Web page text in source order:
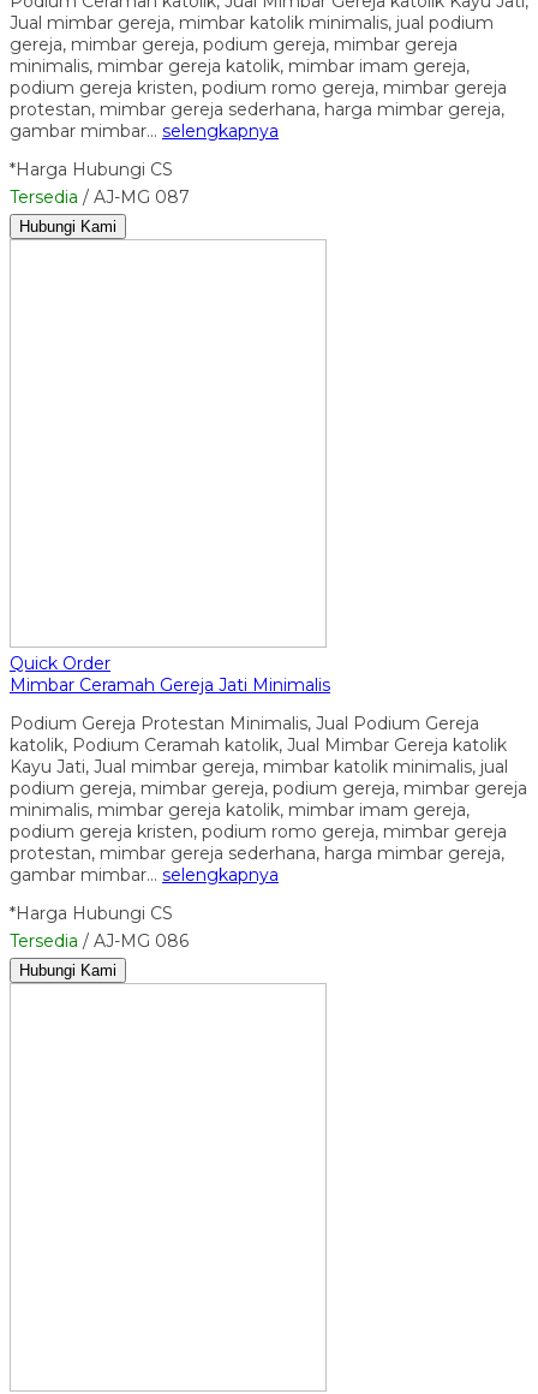
Jual mimbar gereja, mimbar katolik minimalis, jual podium
gereja, mimbar gereja, podium gereja, mimbar gereja
minimalis, mimbar gereja katolik, mimbar imam gereja,
podium gereja kristen, podium romo gereja, mimbar gereja
protestan, mimbar gereja sederhana, harga mimbar gereja,
gambar mimbar… selengkapnya
*Harga Hubungi CS
Tersedia / AJ-MG 087
Hubungi Kami
Quick Order
Mimbar Ceramah Gereja Jati Minimalis
Podium Gereja Protestan Minimalis, Jual Podium Gereja
katolik, Podium Ceramah katolik, Jual Mimbar Gereja katolik
Kayu Jati, Jual mimbar gereja, mimbar katolik minimalis, jual
podium gereja, mimbar gereja, podium gereja, mimbar gereja
minimalis, mimbar gereja katolik, mimbar imam gereja,
podium gereja kristen, podium romo gereja, mimbar gereja
protestan, mimbar gereja sederhana, harga mimbar gereja,
gambar mimbar… selengkapnya
*Harga Hubungi CS
Tersedia / AJ-MG 086
Hubungi Kami